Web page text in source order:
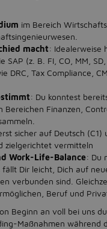
im Bereich
macht: Idealerweise
(z. B. FI, CO, MM,
DRC, Tax Compliance,
: Du konntest
Finanzen,
sicher auf Deutsch
zielgerichtet vermitteln
Work-Life-Balance: Du
Dir leicht, Dich auf
verbunden sind.
Beruf und
Beginn an voll bei uns
Maßnahmen während